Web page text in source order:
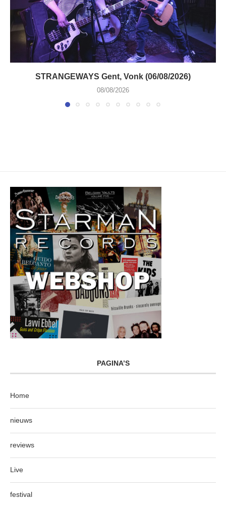
STRANGEWAYS Gent, Vonk (06/08/2026)
08/08/2026
PAGINA’S
Home
nieuws
reviews
Live
festival